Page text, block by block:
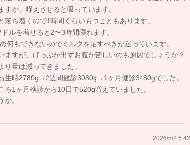
が、咥えさせると吸っています。
ち着くので1時間くらいもつこともあります。
ルを着せると2〜3時間寝れます。
何もできないのでミルクを足すべきか迷っています。
すが、げっぷが出ずお腹が苦しいのも原因でしょうか？
量は減ってきました。
生時2780g→2週間健診3080g→1ヶ月健診3480gでした。
1ヶ月検診から10日で520g増えていました。
。
2026/5/2 6:42